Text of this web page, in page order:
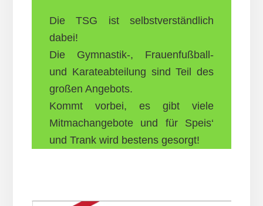
Die TSG ist selbstverständlich
dabei!
Die Gymnastik-, Frauenfußball-
und Karateabteilung sind Teil des
großen Angebots.
Kommt vorbei, es gibt viele
Mitmachangebote und für Speis‘
und Trank wird bestens gesorgt!